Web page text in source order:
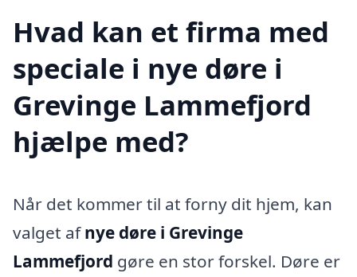
Hvad kan et firma med
speciale i nye døre i
Grevinge Lammefjord
hjælpe med?
Når det kommer til at forny dit hjem, kan
valget afnye døre i Grevinge
Lammefjord gøre en stor forskel. Døre er